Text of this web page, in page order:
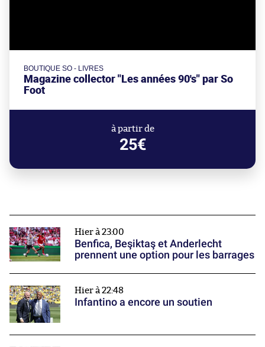
BOUTIQUE SO - LIVRES
Magazine collector "Les années 90's" par So
Foot
à partir de
25€
Hier à 23:00
Benfica, Beşiktaş et Anderlecht
prennent une option pour les barrages
Hier à 22:48
Infantino a encore un soutien